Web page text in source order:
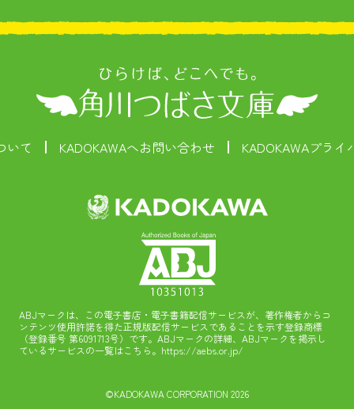
いて KADOKAWAへお問い合わせ KADOKAWAプラ
ABJマークは、この電子書店・電子書籍配信サービスが、著作権者からコ
ンテンツ使用許諾を得た正規版配信サービスであることを示す登録商標
（登録番号 第6091713号）です。ABJマークの詳細、ABJマークを掲示し
ているサービスの一覧はこちら。 https://aebs.or.jp/
©KADOKAWA CORPORATION 2026